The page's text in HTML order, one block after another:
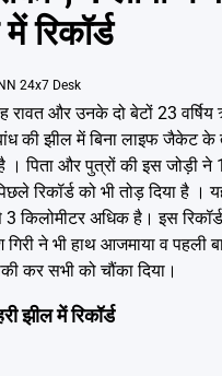
रिकॉर्ड
24x7 Desk
रावत और उनके दो बेटों 23
बांध की झील में बिना लाइफ जैकेट
। पिता और पुत्रों की इस जोड़ी ने
रिकॉर्ड को भी तोड़ दिया है ।
3 किलोमीटर अधिक है। इस
ने भी हाथ आजमाया व पहली
कर सभी को चौंका दिया।
झील में रिकॉर्ड